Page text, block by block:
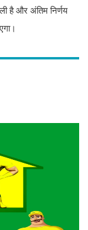
है और अंतिम निर्णय